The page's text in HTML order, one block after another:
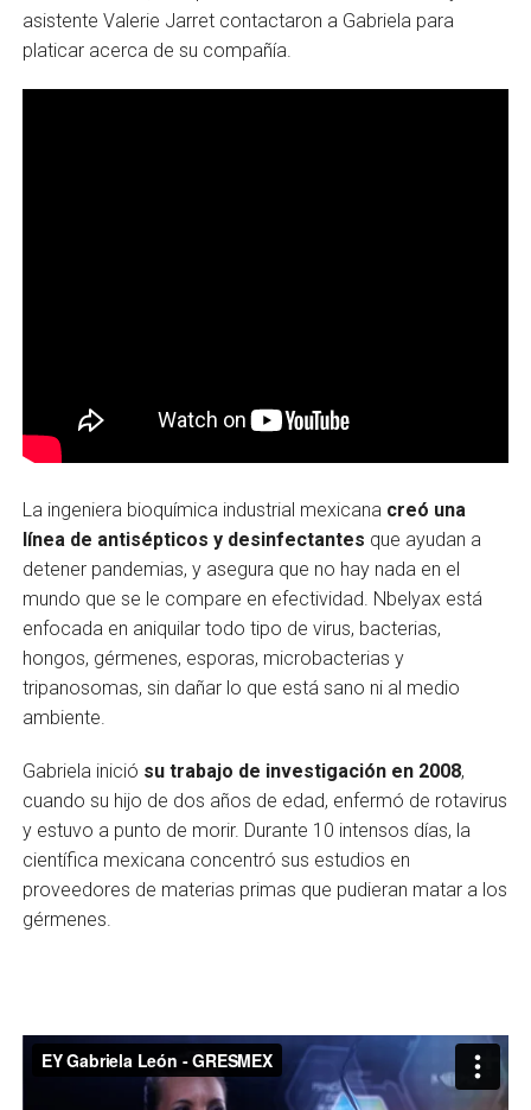
asistente Valerie Jarret contactaron a Gabriela para
platicar acerca de su compañía.
La ingeniera bioquímica industrial mexicana creó una
línea de antisépticos y desinfectantes que ayudan a
detener pandemias, y asegura que no hay nada en el
mundo que se le compare en efectividad. Nbelyax está
enfocada en aniquilar todo tipo de virus, bacterias,
hongos, gérmenes, esporas, microbacterias y
tripanosomas, sin dañar lo que está sano ni al medio
ambiente.
Gabriela inició su trabajo de investigación en 2008,
cuando su hijo de dos años de edad, enfermó de rotavirus
y estuvo a punto de morir. Durante 10 intensos días, la
científica mexicana concentró sus estudios en
proveedores de materias primas que pudieran matar a los
gérmenes.